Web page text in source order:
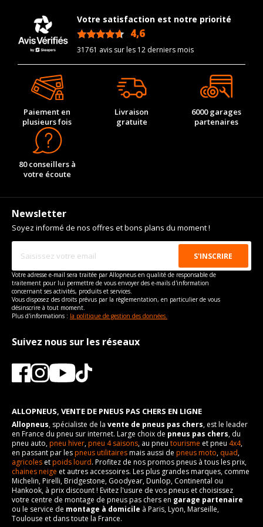
Code motorisation
M838TE
Numéro de moteur
112907
Frein performance
44
Cylindrée cm3
3799
Puissance en Kw max
Type
Propulsion
VISSERIE MCLAREN 675LT COUPÉ DEPUIS 03-2015 3.8
(675CV)
Type de boulon
Taille de la tête de boulon
Longueur du boulon
30
Force de rotation du
boulon
Pour la visserie, afin de garantir une parfaite compatibilité, nous
vous conseillons de contacter directement le constructeur.
Votre satisfaction est notre priorité
4,6
31761 avis sur les 12 derniers mois
Paiement en
plusieurs fois
Livraison
gratuite
6000 garages
partenaires
80 conseillers à
votre écoute
Newsletter
Soyez informé de nos offres et bons plans du moment !
Votre adresse e-mail sera traitée par Allopneus en qualité de responsable de
traitement pour lui permettre de vous envoyer des e-mails d'information
concernant ses activités, produits et services.
Vous disposez des droits prévus par la règlementation, en particulier de vous
désinscrire à tout moment.
Plus d'informations : la politique de gestion des données.
Suivez nous sur les réseaux
ALLOPNEUS, VENTE DE PNEUS PAS CHERS EN LIGNE
Allopneus, spécialiste de la vente de pneus pas chers, est le leader
en France du pneu sur internet. Large choix de pneus pas chers, du
pneu auto,pneu hiver,pneu 4 saisons, au pneu tourisme et pneu 4x4,
en passant par lespneus utilitairesmais aussi de pneus moto, quad,
agricoles etpoids lourd. Profitez de nos promos pneus à tous les prix,
chaines neige et autres accessoires. Les plus grandes marques, comme
Michelin, Pirelli, Bridgestone, Goodyear, Dunlop, Continental ou
Hankook, à prix discount ! Evitez l'usure de vos pneus et choisissez
votre centre de montage de pneus pas chers en garage partenaire
ou le service de montage à domicile à Paris, Lyon, Marseille,
Toulouse et dans toute la France.